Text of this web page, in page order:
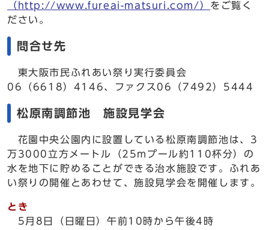
（http://www.fureai-matsuri.com/） をご覧く
ださい。
問合せ先
東大阪市民ふれあい祭り実行委員会
06（6618）4146、ファクス06（7492）5444
松原南調節池 施設見学会
花園中央公園内に設置している松原南調節池は、3
万3000立方メートル（25mプール約110杯分）の
水を地下に貯めることができる治水施設です。ふれあ
い祭りの開催とあわせて、施設見学会を開催します。
とき
5月8日（日曜日）午前10時から午後4時